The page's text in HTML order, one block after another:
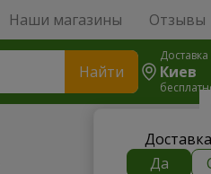
Наши магазины Отзывы
Найти
Доставка
Киев
Да